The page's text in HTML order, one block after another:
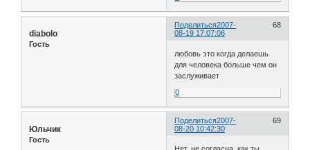
Поделиться 68
2007-
08-19 17:07:06
diabolo
Гость
любовь это когда делаешь
для человека больше чем он
заслуживает
0
Поделиться 69
2007-
08-20 10:42:30
Юльчик
Гость